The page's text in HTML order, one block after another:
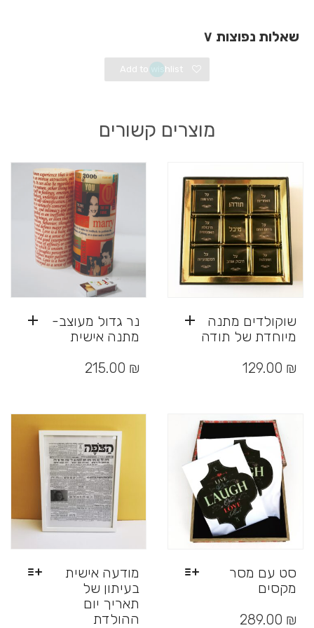
שאלות נפוצות ∨
Add to wishlist
מוצרים קשורים
נר גדול מעוצב-
מתנה אישית
215.00 ₪
שוקולדים מתנה
מיוחדת של תודה
129.00 ₪
מודעה אישית
בעיתון של
תאריך יום
ההולדת
סט עם מסר
מקסים
זה 289.00 ₪